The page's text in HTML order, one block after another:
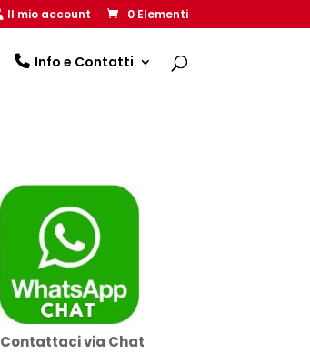
Il mio account 0 Elementi
Info e Contatti
Contattaci via Chat